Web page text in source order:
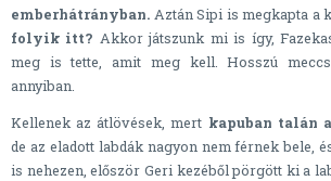
emberhátrányban. Aztán Sipi is megkapta a
folyik itt? Akkor játszunk mi is így,
meg is tette, amit meg kell. Hosszú
annyiban.
Kellenek az átlövések, mert kapuban talán
de az eladott labdák nagyon nem férnek bele,
is nehezen, először Geri kezéből pörgött ki a